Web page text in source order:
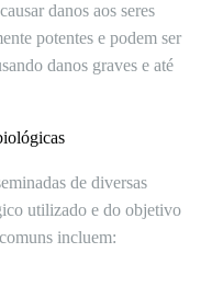
danos aos seres
potentes e podem ser
danos graves e até
de diversas
utilizado e do objetivo
incluem: